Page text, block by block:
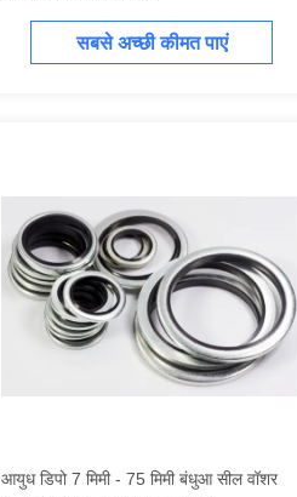
सबसे अच्छी कीमत पाएं
आयुध डिपो 7 मिमी - 75 मिमी बंधुआ सील वॉशर